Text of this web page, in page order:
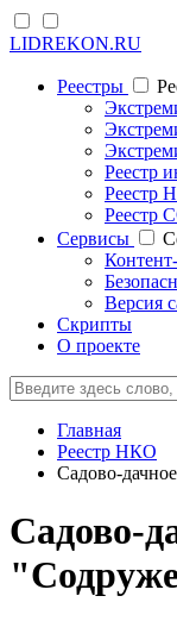
LIDREKON.RU
Реестры
Реестр
Реестр
Реестр
Cервисы
Версия
Скрипты
О проекте
Главная
Реестр НКО
Садово-
Садово-